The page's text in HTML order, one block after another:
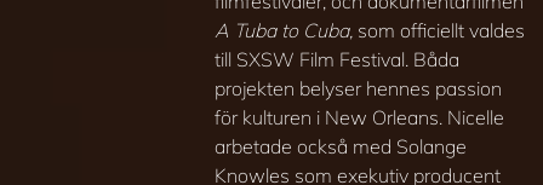
A Tuba to Cuba, som officiellt valdes
till SXSW Film Festival. Båda
projekten belyser hennes passion
för kulturen i New Orleans. Nicelle
arbetade också med Solange
Knowles som exekutiv producent